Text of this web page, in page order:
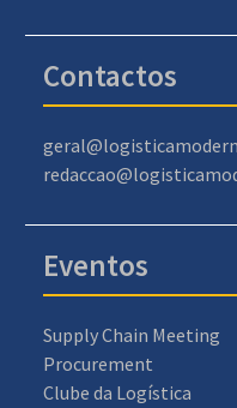
Contactos
Eventos
Supply Chain Meeting
Procurement
Clube da Logística